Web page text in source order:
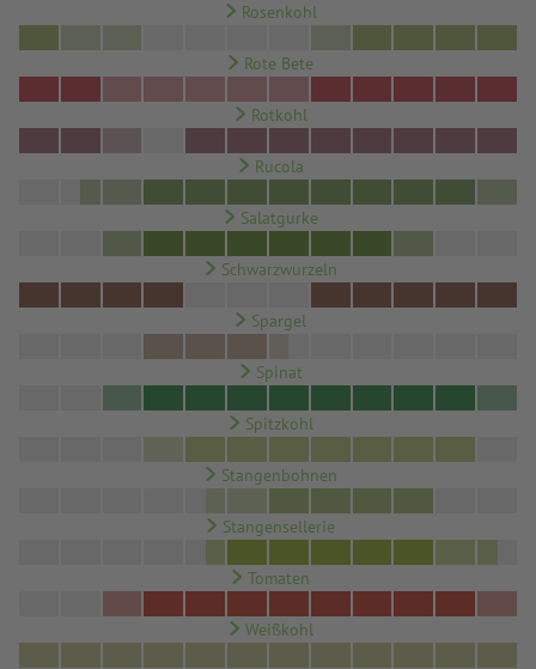
Rosenkohl
Rote Bete
Rotkohl
Rucola
Salatgurke
Schwarzwurzeln
Spargel
Spinat
Spitzkohl
Stangenbohnen
Stangensellerie
Tomaten
Weißkohl